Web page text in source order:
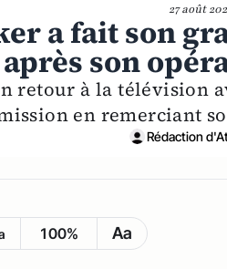
27 août
a fait son
son
retour à la télévision
en remerciant
Rédaction
100% Aa